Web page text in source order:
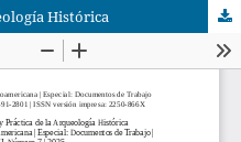
Histórica